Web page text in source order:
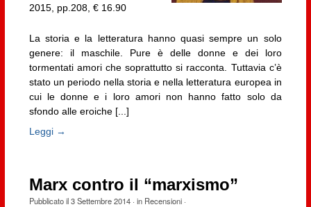
2015, pp.208, € 16.90
La storia e la letteratura hanno quasi sempre un solo
genere: il maschile. Pure è delle donne e dei loro
tormentati amori che soprattutto si racconta. Tuttavia c’è
stato un periodo nella storia e nella letteratura europea in
cui le donne e i loro amori non hanno fatto solo da
sfondo alle eroiche [...]
Leggi →
Marx contro il “marxismo”
Pubblicato il3 Settembre 2014· in Recensioni·